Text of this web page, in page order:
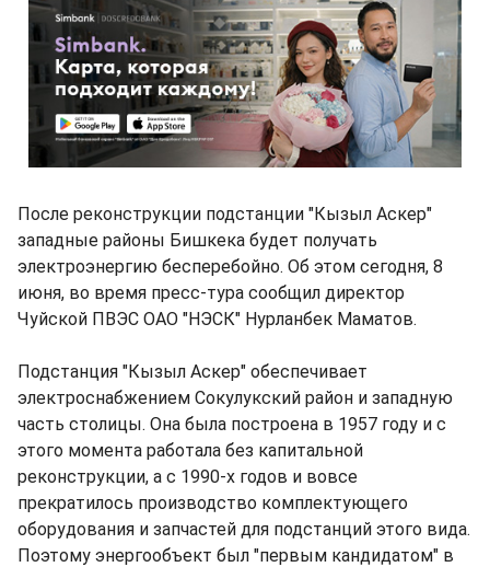
После реконструкции подстанции "Кызыл Аскер"
западные районы Бишкека будет получать
электроэнергию бесперебойно. Об этом сегодня, 8
июня, во время пресс-тура сообщил директор
Чуйской ПВЭС ОАО "НЭСК" Нурланбек Маматов.
Подстанция "Кызыл Аскер" обеспечивает
электроснабжением Сокулукский район и западную
часть столицы. Она была построена в 1957 году и с
этого момента работала без капитальной
реконструкции, а с 1990-х годов и вовсе
прекратилось производство комплектующего
оборудования и запчастей для подстанций этого вида.
Поэтому энергообъект был "первым кандидатом" в